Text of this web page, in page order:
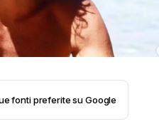
fonti preferite su Google